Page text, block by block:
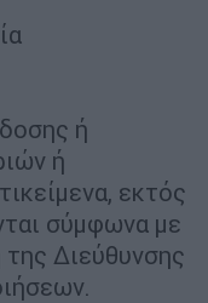
ή
ή
εκτός
σύμφωνα με
Διεύθυνσης